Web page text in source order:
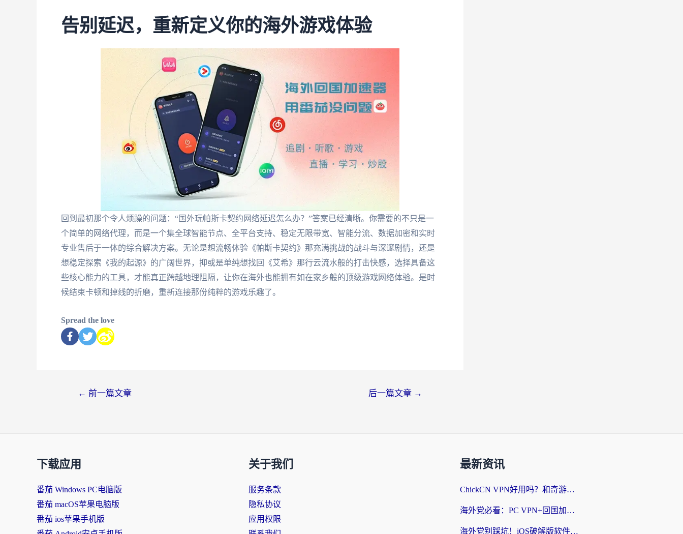
告别延迟，重新定义你的海外游戏体验
回到最初那个令人烦躁的问题：“国外玩帕斯卡契约网络延迟怎么办？”答案已经清晰。你需要的不只是一
个简单的网络代理，而是一个集全球智能节点、全平台支持、稳定无限带宽、智能分流、数据加密和实时
专业售后于一体的综合解决方案。无论是想流畅体验《帕斯卡契约》那充满挑战的战斗与深邃剧情，还是
想稳定探索《我的起源》的广阔世界，抑或是单纯想找回《艾希》那行云流水般的打击快感，选择具备这
些核心能力的工具，才能真正跨越地理阻隔，让你在海外也能拥有如在家乡般的顶级游戏网络体验。是时
候结束卡顿和掉线的折磨，重新连接那份纯粹的游戏乐趣了。
Spread the love
← 前一篇文章 后一篇文章 →
下载应用
番茄 Windows PC电脑版
番茄 macOS苹果电脑版
番茄 ios苹果手机版
关于我们
服务条款
隐私协议
应用权限
最新资讯
ChickCN VPN好用吗？和奇游手游VPN对比哪个回国效果更好？海外党亲测实用指南
海外党必看：PC VPN+回国加速器怎么选？无缝访问国内资源全攻略
海外党别踩坑！iOS破解版软件不可靠？教你选对回国加速器无缝看国内资源